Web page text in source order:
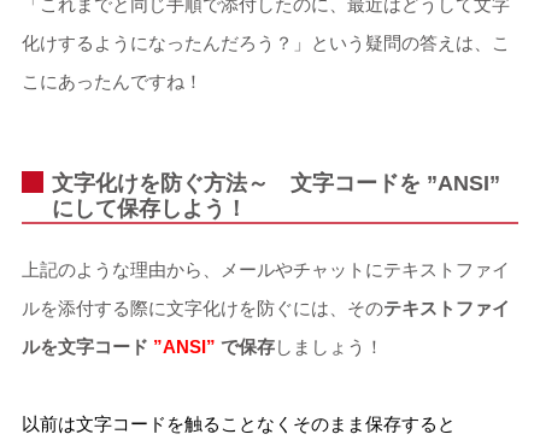
化けするようになったんだろう？」という疑問の答えは、こ
こにあったんですね！
文字化けを防ぐ方法～ 文字コードを ”ANSI”
にして保存しよう！
上記のような理由から、メールやチャットにテキストファイ
ルを添付する際に文字化けを防ぐには、そのテキストファイ
ルを文字コード ”ANSI” で保存しましょう！
以前は文字コードを触ることなくそのまま保存すると